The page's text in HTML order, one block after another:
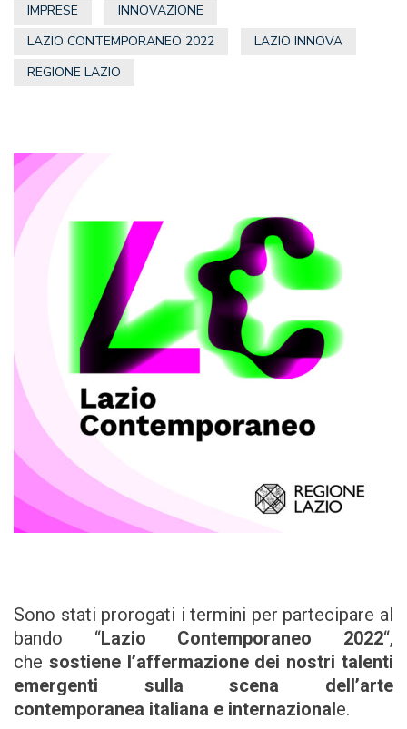
IMPRESE
INNOVAZIONE
LAZIO CONTEMPORANEO 2022
LAZIO INNOVA
REGIONE LAZIO
Sono stati prorogati i termini per partecipare al
bando “Lazio Contemporaneo 2022“,
che sostiene l’affermazione dei nostri talenti
emergenti sulla scena dell’arte
contemporanea italiana e internazionale.